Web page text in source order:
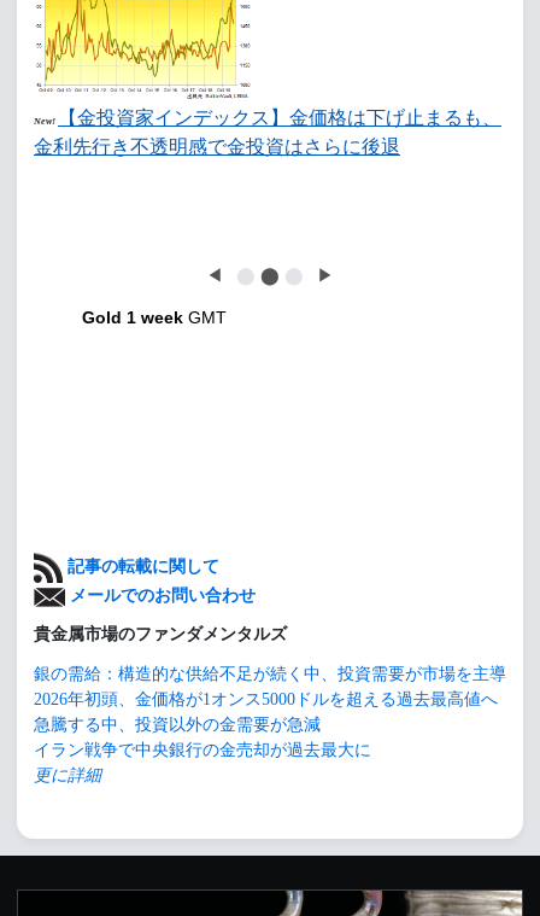
New!
【金投資家インデックス】金価格は下げ止まるも、
金利先行き不透明感で金投資はさらに後退
◀ ⬤ ⬤ ⬤ ▶
Gold 1 week GMT
記事の転載に関して
メールでのお問い合わせ
貴金属市場のファンダメンタルズ
銀の需給：構造的な供給不足が続く中、投資需要が市場を主導
2026年初頭、金価格が1オンス5000ドルを超える過去最高値へ
急騰する中、投資以外の金需要が急減
イラン戦争で中央銀行の金売却が過去最大に
更に詳細